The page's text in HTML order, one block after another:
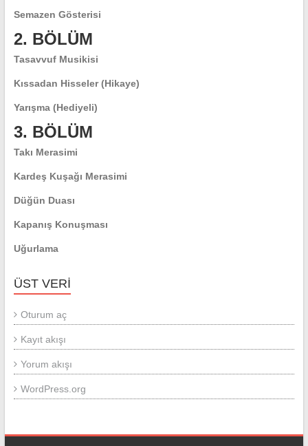
Semazen Gösterisi
2. BÖLÜM
Tasavvuf Musikisi
Kıssadan Hisseler (Hikaye)
Yarışma (Hediyeli)
3. BÖLÜM
Takı Merasimi
Kardeş Kuşağı Merasimi
Düğün Duası
Kapanış Konuşması
Uğurlama
ÜST VERI
Oturum aç
Kayıt akışı
Yorum akışı
WordPress.org